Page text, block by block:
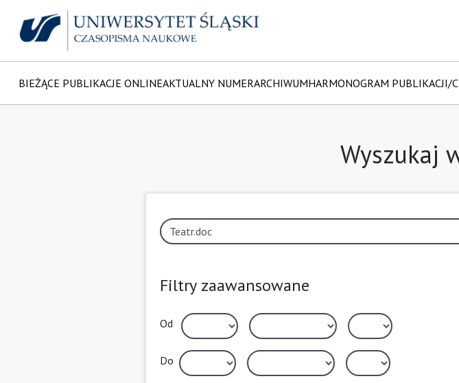
BIEŻĄCE PUBLIKACJE ONLINEAKTUALNY NUMERARCHIWUMHARMONOGRAM PUBLIKACJI/
Wyszukaj
Filtry zaawansowane
Od
Do